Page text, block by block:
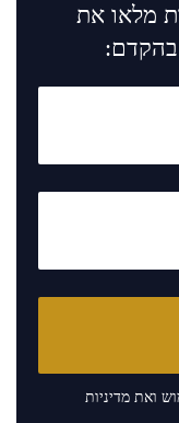
מלאו את
בהקדם:
ואת מדיניות